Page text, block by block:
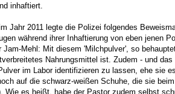
inhaftiert.
Jahr 2011 legte die Polizei folgendes
während ihrer Inhaftierung von eben jenen
Jam-Mehl: Mit diesem 'Milchpulver', so
Nahrungsmittel ist. Zudem - und
im Labor identifizieren zu lassen, ehe sie
auf die schwarz-weißen Schuhe, die sie
Wie es heißt, habe der Pastor zudem selbst